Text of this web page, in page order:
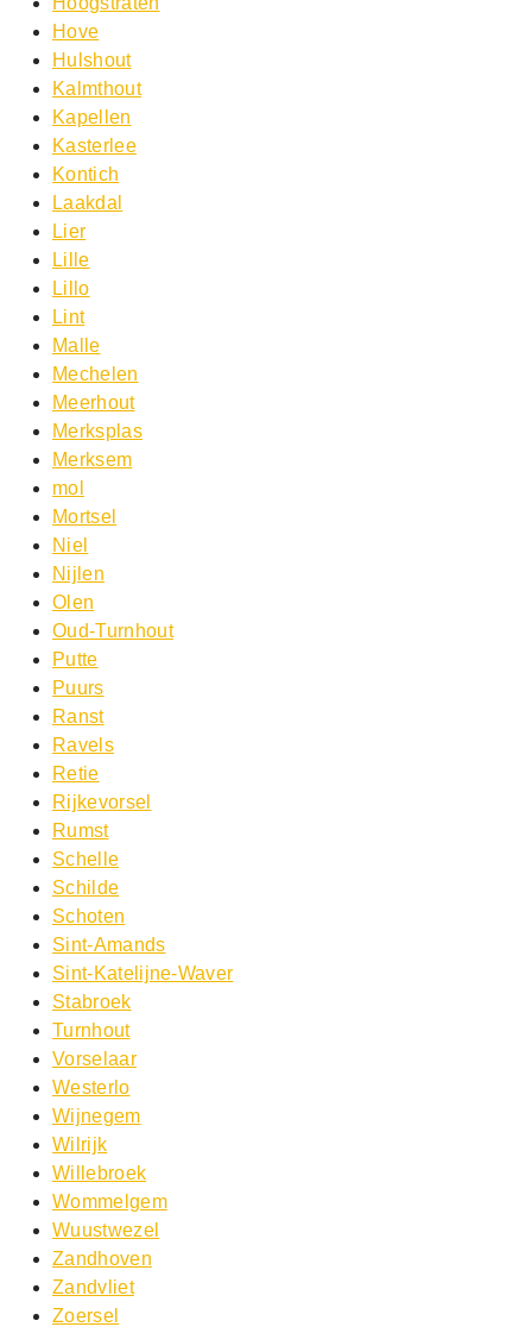
Hove
Hulshout
Kalmthout
Kapellen
Kasterlee
Kontich
Laakdal
Lier
Lille
Lillo
Lint
Malle
Mechelen
Meerhout
Merksplas
Merksem
mol
Mortsel
Niel
Nijlen
Olen
Oud-Turnhout
Putte
Puurs
Ranst
Ravels
Retie
Rijkevorsel
Rumst
Schelle
Schilde
Schoten
Sint-Amands
Sint-Katelijne-Waver
Stabroek
Turnhout
Vorselaar
Westerlo
Wijnegem
Wilrijk
Willebroek
Wommelgem
Wuustwezel
Zandhoven
Zandvliet
Zoersel